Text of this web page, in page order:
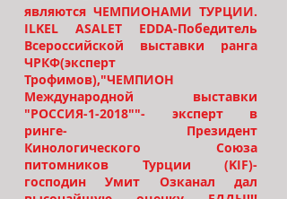
являются ЧЕМПИОНАМИ ТУРЦИИ.
ILKEL ASALET EDDA-Победитель
Всероссийской выставки ранга
ЧРКФ(эксперт
Трофимов),"ЧЕМПИОН
Международной выставки
"РОССИЯ-1-2018""- эксперт в
ринге- Президент
Кинологического Союза
питомников Турции (KIF)-
господин Умит Озканал дал